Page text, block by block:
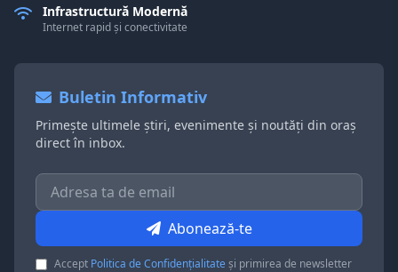
Infrastructură Modernă
Internet rapid și conectivitate
Buletin Informativ
Primește ultimele știri, evenimente și noutăți din oraș
direct în inbox.
Abonează-te
Accept Politica de Confidențialitateși primirea de newsletter